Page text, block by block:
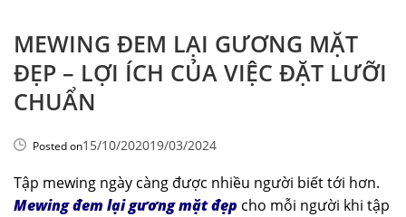
MEWING ĐEM LẠI GƯƠNG MẶT
ĐẸP – LỢI ÍCH CỦA VIỆC ĐẶT LƯỠI
CHUẨN
Posted on15/10/202019/03/2024
Tập mewing ngày càng được nhiều người biết tới hơn.
Mewing đem lại gương mặt đẹp cho mỗi người khi tập